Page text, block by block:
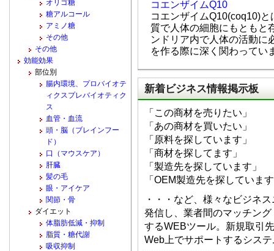
コエンザイムQ10
コエンザイムQ10(coq10)
質で人体の細胞にもともと
ンドリア内で人体の活動に
を作る際に深く関わってい
新着ビジネス情報掲示板
「この商材を売りたい」
「あの商材を買いたい」
「原料を探しています」
「商材を探してます」
「製造先を探しています」
「OEM製造先を探していま
・・・など、様々なビジネ
発信し、業者間のマッチン
するWEBツール。新規取引
Web上でサポートするシス
オリゴ糖
糖アルコール
アミノ糖
その他
その他
効能効果
部位別
腸内環境、プロバイオテ
ィクスプレバイオティク
ス
血管・血流
頭・脳（ブレインフー
ド）
口（マウスケア）
肝臓
髪の毛
眼・アイケア
関節・骨
ダイエット
体脂肪低減・抑制
脂質・糖代謝
吸収抑制